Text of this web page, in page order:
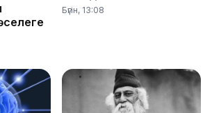
Бүгін, 13:08